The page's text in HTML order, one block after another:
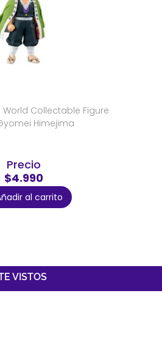
World Collectable Figure
Himejima
Precio
$4.990
al carrito
VISTOS